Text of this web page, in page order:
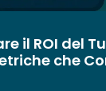
il ROI del
che